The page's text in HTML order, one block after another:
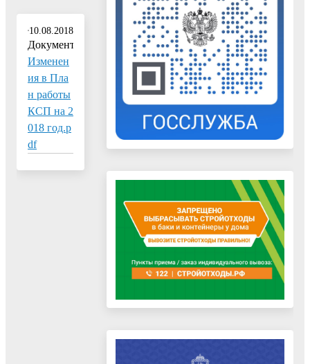
10.08.2018
Документ:
Изменен
ия в Пла
н работы
КСП на 2
018 год.p
df